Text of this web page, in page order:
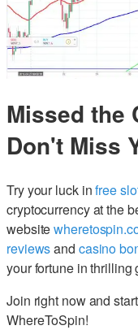
Missed the
Don't Miss
Try your luck infree
cryptocurrency at the
website
reviewsand casino
your fortune in thrilling
Join right now and
WhereToSpin!